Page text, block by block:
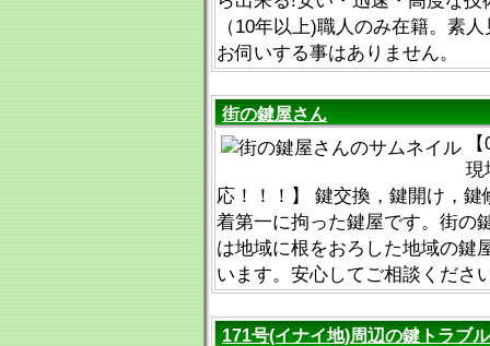
（10年以上)職人のみ在籍。素
お伺いする事はありません。
街の鍵屋さん
現
応！！！】 鍵交換，鍵開け，鍵
着第一に拘った鍵屋です。街の
は地域に根をおろした地域の鍵
います。安心してご相談くださ
171号(イナイ地)周辺の鍵トラブ